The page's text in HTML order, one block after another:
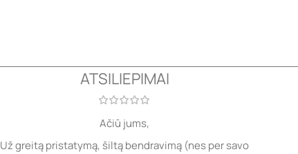
ATSILIEPIMAI
Ačiū jums,
Už greitą pristatymą, šiltą bendravimą (nes per savo